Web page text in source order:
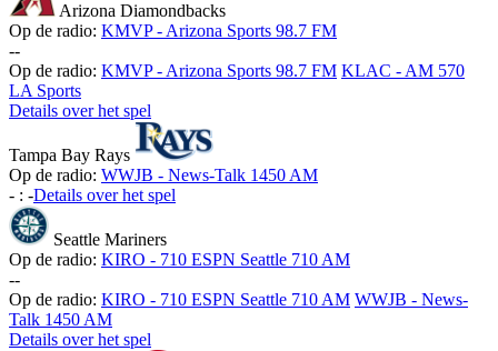
Arizona Diamondbacks
Op de radio: KMVP - Arizona Sports 98.7 FM
--
Op de radio: KMVP - Arizona Sports 98.7 FM KLAC - AM 570
LA Sports
Details over het spel
Tampa Bay Rays
Op de radio: WWJB - News-Talk 1450 AM
- : -Details over het spel
Seattle Mariners
Op de radio: KIRO - 710 ESPN Seattle 710 AM
--
Op de radio: KIRO - 710 ESPN Seattle 710 AM WWJB - News-
Talk 1450 AM
Details over het spel